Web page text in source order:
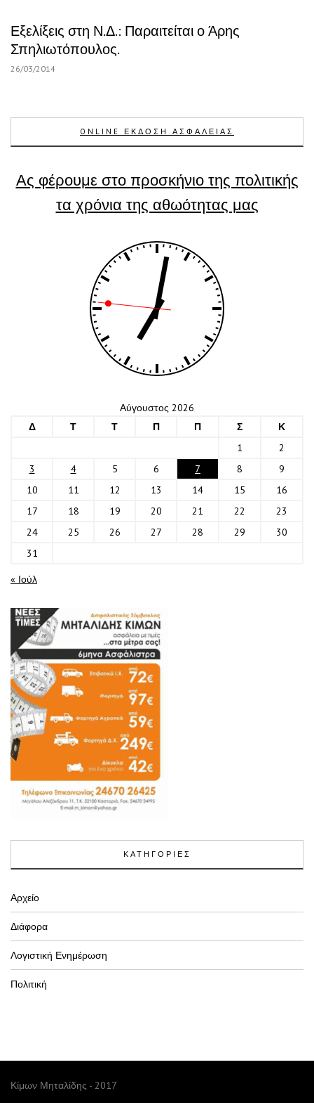
Εξελίξεις στη Ν.Δ.: Παραιτείται ο Άρης
Σπηλιωτόπουλος.
26/03/2014
ONLINE ΕΚΔΟΣΗ ΑΣΦΑΛΕΙΑΣ
Ας φέρουμε στο προσκήνιο της πολιτικής
τα χρόνια της αθωότητας μας
Αύγουστος 2026
Δ
Τ Τ Π Π Σ
Κ
1
2
3
4 5 6 7 8
9
10
11 12 13 14 15
16
17
18 19 20 21 22
23
24
25 26 27 28 29
30
31
« Ιούλ
ΚΑΤΗΓΟΡΙΕΣ
Αρχείο
Διάφορα
Λογιστική Ενημέρωση
Πολιτική
Κίμων Μηταλίδης - 2017